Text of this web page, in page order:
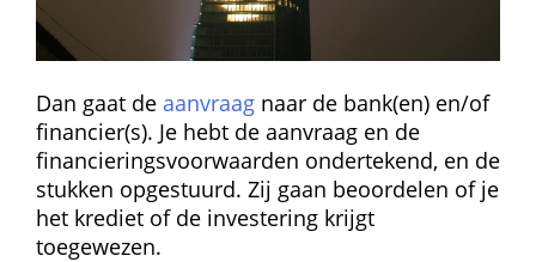
Dan gaat de aanvraag naar de bank(en) en/of
financier(s). Je hebt de aanvraag en de
financieringsvoorwaarden ondertekend, en de
stukken opgestuurd. Zij gaan beoordelen of je
het krediet of de investering krijgt
toegewezen.